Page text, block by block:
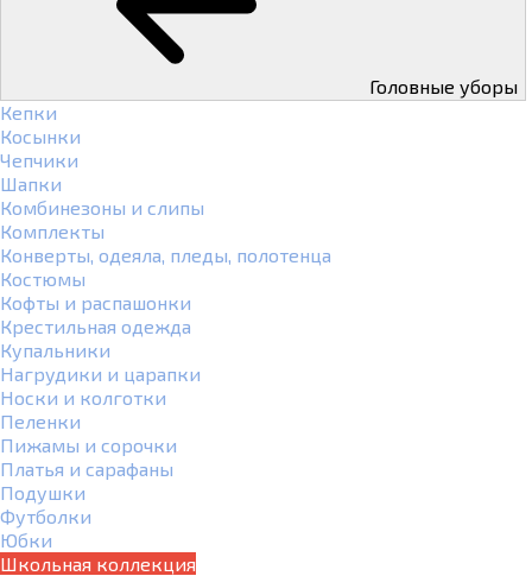
Головные уборы
Кепки
Косынки
Чепчики
Шапки
Комбинезоны и слипы
Комплекты
Конверты, одеяла, пледы, полотенца
Костюмы
Кофты и распашонки
Крестильная одежда
Купальники
Нагрудики и царапки
Носки и колготки
Пеленки
Пижамы и сорочки
Платья и сарафаны
Подушки
Футболки
Юбки
Школьная коллекция